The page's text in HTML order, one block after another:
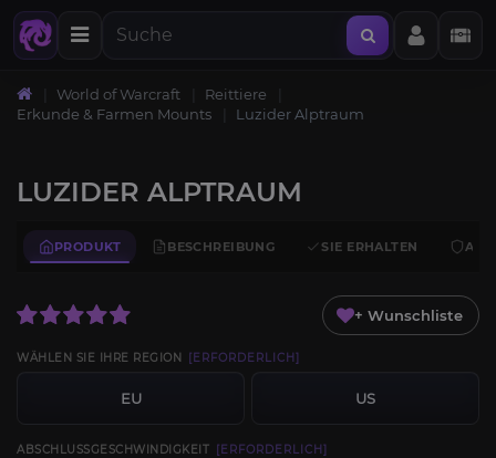
World of Warcraft
Reittiere
Erkunde & Farmen Mounts
Luzider Alptraum
LUZIDER ALPTRAUM
PRODUKT BESCHREIBUNG SIE ERHALTEN
+ Wunschliste
WÄHLEN SIE IHRE REGION [ERFORDERLICH]
EU US
ABSCHLUSSGESCHWINDIGKEIT [ERFORDERLICH]